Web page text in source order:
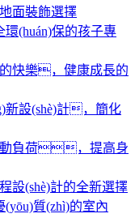
面裝飾選擇
(huán)保的孩子專
快樂，健康成長的
新設(shè)計，簡化
動負荷，提高身
設(shè)計的全新選擇
質(zhì)的室內